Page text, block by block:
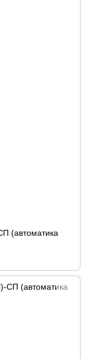
(автоматика